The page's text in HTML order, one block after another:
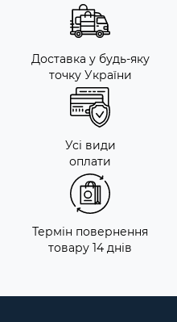
Доставка у будь-яку
точку України
Усі види
оплати
Термін повернення
товару 14 днів